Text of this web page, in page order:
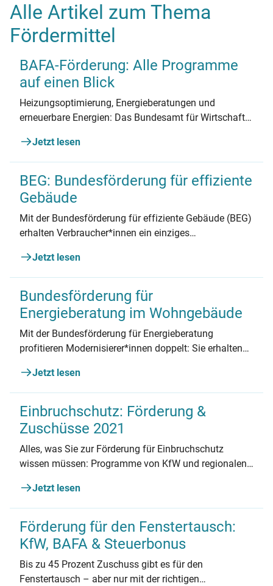
Alle Artikel zum Thema
Fördermittel
BAFA-Förderung: Alle Programme
auf einen Blick
Heizungsoptimierung, Energieberatungen und
erneuerbare Energien: Das Bundesamt für Wirtschaft
Fördermittel bereit. Hier finden Sie einen Überblick
über die BAFA-Förderung.
Jetzt lesen
BEG: Bundesförderung für effiziente
Gebäude
Mit der Bundesförderung für effiziente Gebäude (BEG)
erhalten Verbraucher*innen ein einziges
am Haus. Wie hoch die Fördersätze sind und wo man
sie erhält, lesen Sie hier.
Jetzt lesen
Bundesförderung für
Energieberatung im Wohngebäude
Mit der Bundesförderung für Energieberatung
profitieren Modernisierer*innen doppelt: Sie erhalten
erzielen die besten Ergebnisse für ihre Immobilie. So
funktioniert die Förderung.
Jetzt lesen
Einbruchschutz: Förderung &
Zuschüsse 2021
Alles, was Sie zur Förderung für Einbruchschutz
wissen müssen: Programme von KfW und regionalen
und mehr.
Jetzt lesen
Förderung für den Fenstertausch:
KfW, BAFA & Steuerbonus
Bis zu 45 Prozent Zuschuss gibt es für den
Fenstertausch – aber nur mit der richtigen